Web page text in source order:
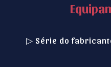
▷ Série do